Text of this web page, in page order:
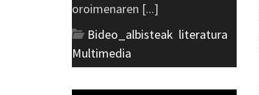
oroimenaren [...]
Bideo_albisteak literatura
Multimedia